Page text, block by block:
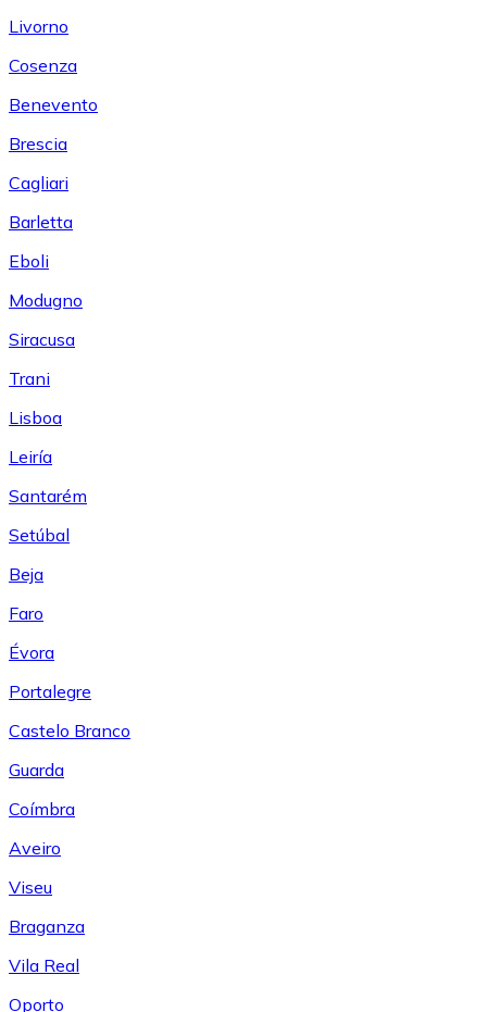
Livorno
Cosenza
Benevento
Brescia
Cagliari
Barletta
Eboli
Modugno
Siracusa
Trani
Lisboa
Leiría
Santarém
Setúbal
Beja
Faro
Évora
Portalegre
Castelo Branco
Guarda
Coímbra
Aveiro
Viseu
Braganza
Vila Real
Oporto